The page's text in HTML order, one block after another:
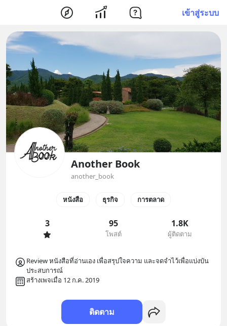
เข้าสู่ระบบ
Another Book
another_book
หนังสือ ธุรกิจ การตลาด
3 95
โพสต์
1.8K
ผู้ติดตาม
Review หนังสือที่อ่านเอง เพื่อสรุปใจความ และจดจำไว้เพื่อแบ่งบัน
ประสบการณ์
สร้างเพจเมื่อ 12 ก.ค. 2019
ติดตาม